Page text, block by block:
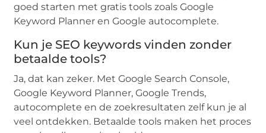
goed starten met gratis tools zoals Google
Keyword Planner en Google autocomplete.
Kun je SEO keywords vinden zonder
betaalde tools?
Ja, dat kan zeker. Met Google Search Console,
Google Keyword Planner, Google Trends,
autocomplete en de zoekresultaten zelf kun je al
veel ontdekken. Betaalde tools maken het proces